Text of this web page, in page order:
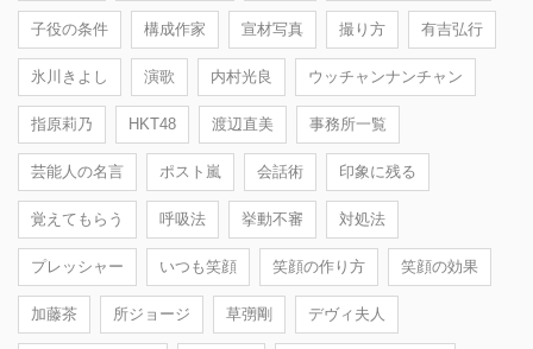
子役の条件 構成作家 宣材写真 撮り方 有吉弘行
氷川きよし 演歌 内村光良 ウッチャンナンチャン
指原莉乃 HKT48 渡辺直美 事務所一覧
芸能人の名言 ポスト嵐 会話術 印象に残る
覚えてもらう 呼吸法 挙動不審 対処法
プレッシャー いつも笑顔 笑顔の作り方 笑顔の効果
加藤茶 所ジョージ 草彅剛 デヴィ夫人